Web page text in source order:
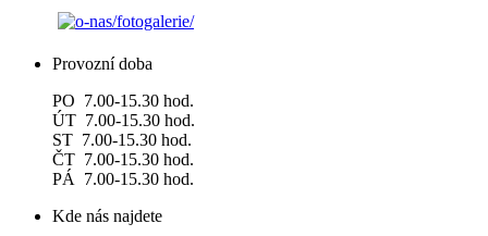
Provozní doba
PO 7.00-15.30 hod.
ÚT 7.00-15.30 hod.
ST 7.00-15.30 hod.
ČT 7.00-15.30 hod.
PÁ 7.00-15.30 hod.
Kde nás najdete